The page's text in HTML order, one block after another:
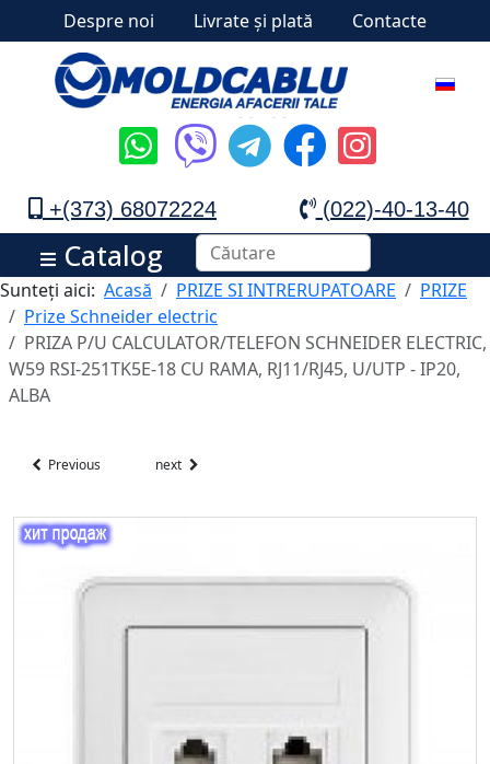
Despre noi Livrate și plată Contacte
+(373) 68072224 (022)-40-13-40
Catalog
Sunteți aici: Acasă PRIZE SI INTRERUPATOARE
PRIZE
Prize Schneider electric
PRIZA P/U CALCULATOR/TELEFON SCHNEIDER ELECTRIC,
W59 RSI-251TK5E-18 CU RAMA, RJ11/RJ45, U/UTP - IP20,
ALBA
Previous next